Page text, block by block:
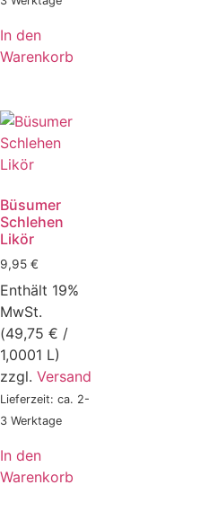
In den
Warenkorb
Büsumer
Schlehen
Likör
9,95 €
Enthält 19%
MwSt.
(49,75 € /
1,0001 L)
zzgl. Versand
Lieferzeit: ca. 2-
3 Werktage
In den
Warenkorb